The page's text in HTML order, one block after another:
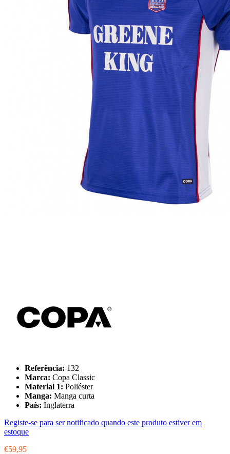
Referência: 132
Marca: Copa Classic
Material 1: Poliéster
Manga: Manga curta
País: Inglaterra
Registe-se para ser notificado quando este produto estiver em
estoque
€59,95